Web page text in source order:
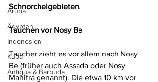
Aruba
Ägypten
Indonesien
Kuba
Antigua & Barbuda
Schnorchelgebieten.
Tauchen vor Nosy Be
Taucher zieht es vor allem nach Nosy
Be (früher auch Assada oder Nosy
Manitra genannt). Die etwa 10 km vor